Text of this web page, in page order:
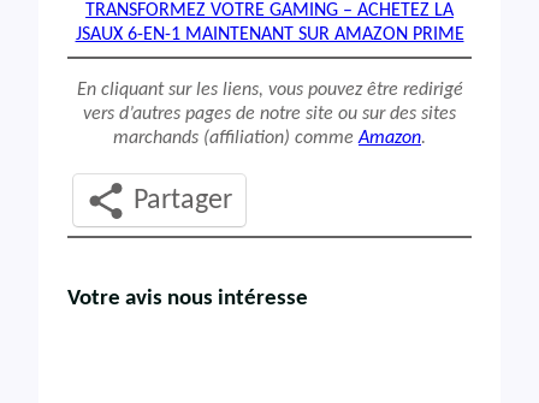
TRANSFORMEZ VOTRE GAMING – ACHETEZ LA
JSAUX 6-EN-1 MAINTENANT SUR AMAZON PRIME
En cliquant sur les liens, vous pouvez être redirigé
vers d’autres pages de notre site ou sur des sites
marchands (affiliation) commeAmazon.
Partager
Votre avis nous intéresse